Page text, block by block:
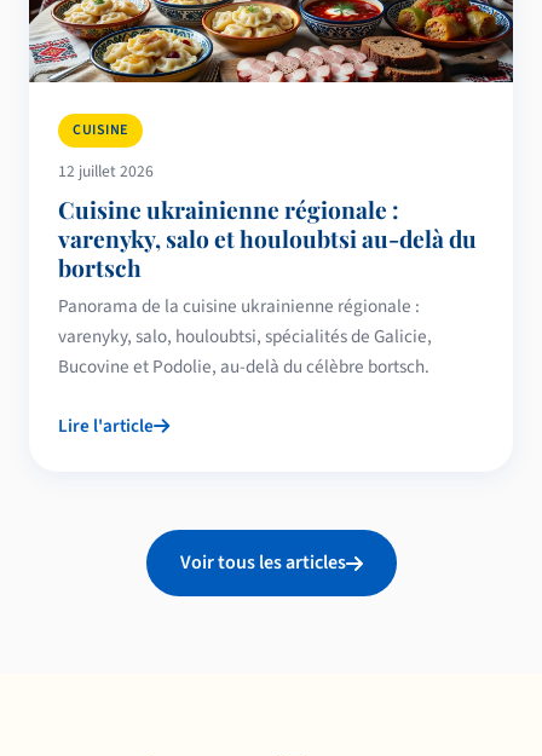
CUISINE
12 juillet 2026
Cuisine ukrainienne régionale :
varenyky, salo et houloubtsi au-delà du
bortsch
Panorama de la cuisine ukrainienne régionale :
varenyky, salo, houloubtsi, spécialités de Galicie,
Bucovine et Podolie, au-delà du célèbre bortsch.
Lire l'article
Voir tous les articles